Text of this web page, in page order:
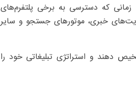
زمانی که دسترسی به برخی پلتفرم‌های
خبری، موتورهای جستجو و سایر
دهند و استراتژی تبلیغاتی خود را